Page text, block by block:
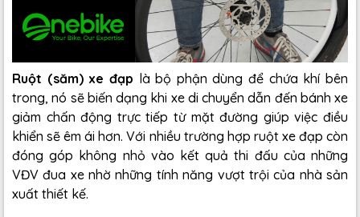
Ruột (săm) xe đạp là bộ phận dùng để chứa khí bên
trong, nó sẽ biến dạng khi xe di chuyển dẫn đến bánh xe
giảm chấn động trực tiếp từ mặt đường giúp việc điều
khiển sẽ êm ái hơn. Với nhiều trường hợp ruột xe đạp còn
đóng góp không nhỏ vào kết quả thi đấu của những
VĐV đua xe nhờ những tính năng vượt trội của nhà sản
xuất thiết kế.